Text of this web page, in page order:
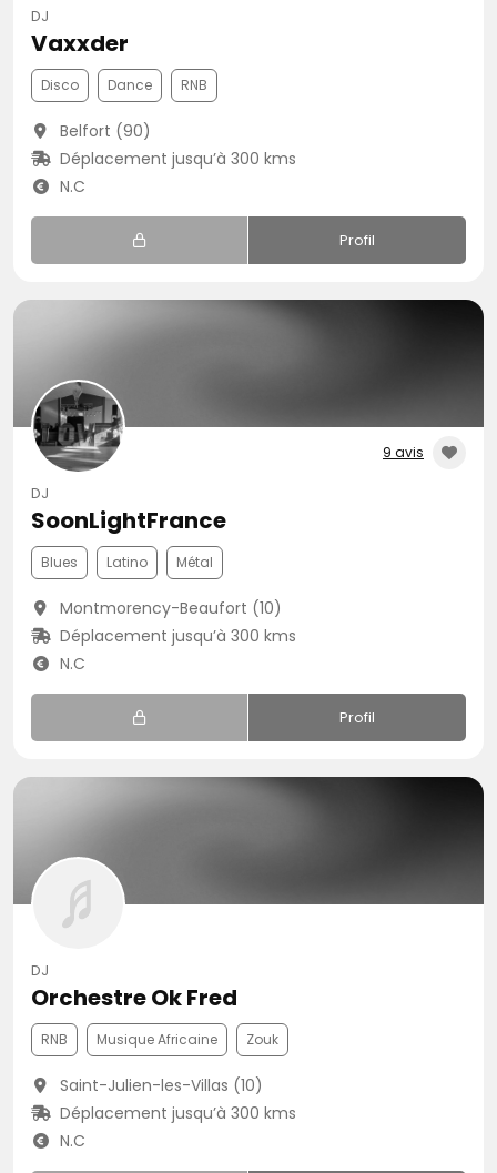
DJ
Vaxxder
Disco Dance RNB
Belfort (90)
Déplacement jusqu’à 300 kms
N.C
Profil
9 avis
DJ
SoonLightFrance
Blues Latino Métal
Montmorency-Beaufort (10)
Déplacement jusqu’à 300 kms
N.C
Profil
DJ
Orchestre Ok Fred
RNB Musique Africaine Zouk
Saint-Julien-les-Villas (10)
Déplacement jusqu’à 300 kms
N.C